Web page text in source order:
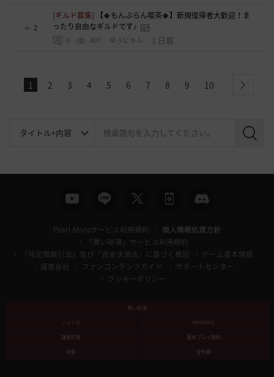
2
[ギルド募集]
【🍀もんぶらん喫茶🍀】新規復帰者大歓迎！ま
ったり自由なギルドです♪
0 407 ゆぅにゃん 1 日前
1 2 3 4 5 6 7 8 9 10 next
検
Pearl Abyssサービス利用規約
個人情報処理方針
「黒い砂漠」サービス利用規約
「特定商取引法」及び「資金決済法」に基づく表記
ゲーム基本情報
運営会社
ファンコンテンツガイド
サポートセンター
クッキーポリシー
黒い砂漠
ジャンル
MMORPG
課金形態
基本プレイ無料
対象
全年齢